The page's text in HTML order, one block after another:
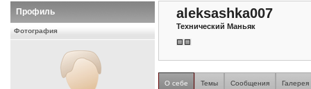
Профиль
Фотография
aleksashka007
Технический Маньяк
О себе Темы Сообщения Галерея